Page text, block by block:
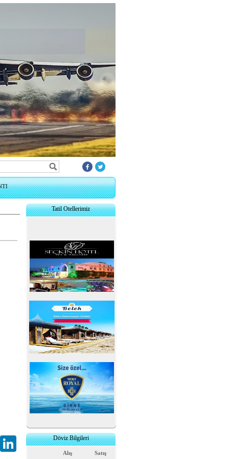
Gmail LinkedIn
Tatil Otellerimiz
Döviz Bilgileri
Alış
Satış